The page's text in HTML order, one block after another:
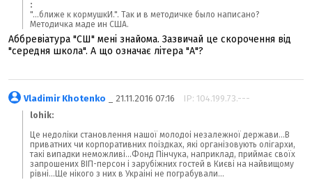
:
"...ближе к кормушкИ.". Так и в методичке было написано?
Методичка маде ин США.
Аббревіатура "СШ" мені знайома. Зазвичай це скорочення від
"середня школа". А що означає літера "А"?
Vladimir Khotenko _ 21.11.2016 07:16 IP: 104.199.73.---
lohik:
Це недоліки становлення нашої молодоі незалежної держави...В
приватних чи корпоративних поіздках, які організовують олігархи,
такі випадки неможливі...Фонд Пінчука, наприклад, приймає своїх
запрошених ВІП-персон і зарубіжних гостей в Києві на найвищому
рівні...Ще нікого з них в Украіні не пограбували...